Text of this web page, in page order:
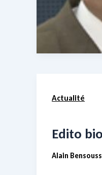
Actualité
Edito
Alain